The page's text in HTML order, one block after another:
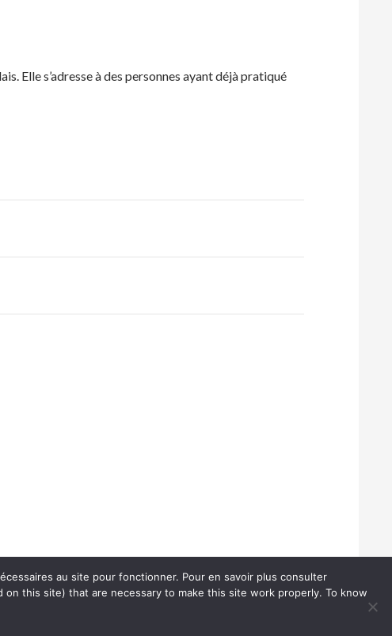
Elle s’adresse à des personnes ayant déjà pratiqué
au site pour fonctionner. Pour en savoir plus consulter
this site) that are necessary to make this site work properly. To know